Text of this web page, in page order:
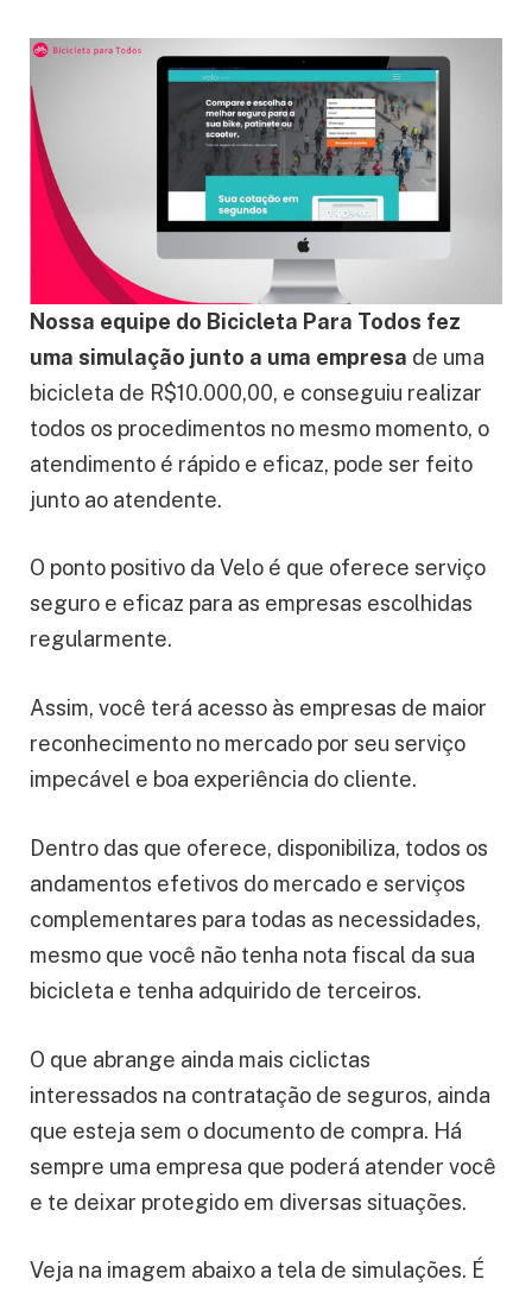
Nossa equipe do Bicicleta Para Todos fez
uma simulação junto a uma empresa de uma
bicicleta de R$10.000,00, e conseguiu realizar
todos os procedimentos no mesmo momento, o
atendimento é rápido e eficaz, pode ser feito
junto ao atendente.
O ponto positivo da Velo é que oferece serviço
seguro e eficaz para as empresas escolhidas
regularmente.
Assim, você terá acesso às empresas de maior
reconhecimento no mercado por seu serviço
impecável e boa experiência do cliente.
Dentro das que oferece, disponibiliza, todos os
andamentos efetivos do mercado e serviços
complementares para todas as necessidades,
mesmo que você não tenha nota fiscal da sua
bicicleta e tenha adquirido de terceiros.
O que abrange ainda mais ciclictas
interessados ​​​​​​​​​​​​​na contratação de seguros, ainda
que esteja sem o documento de compra. Há
sempre uma empresa que poderá atender você
e te deixar protegido em diversas situações.
Veja na imagem abaixo a tela de simulações. É